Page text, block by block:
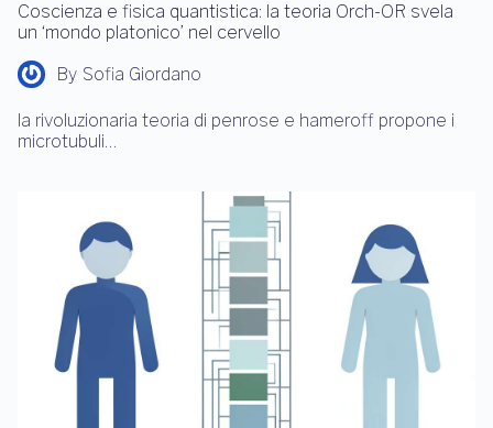
Coscienza e fisica quantistica: la teoria Orch-OR svela
un ‘mondo platonico’ nel cervello
By Sofia Giordano
la rivoluzionaria teoria di penrose e hameroff propone i
microtubuli…